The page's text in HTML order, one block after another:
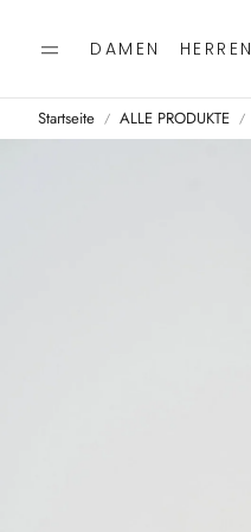
DAMEN HERREN
Startseite ALLE PRODUKTE